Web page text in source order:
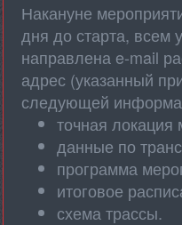
Накануне
дня до старта, всем
направлена e-mail
адрес (указанный
следующей
точная локация
данные по
программа
итоговое
схема трассы.